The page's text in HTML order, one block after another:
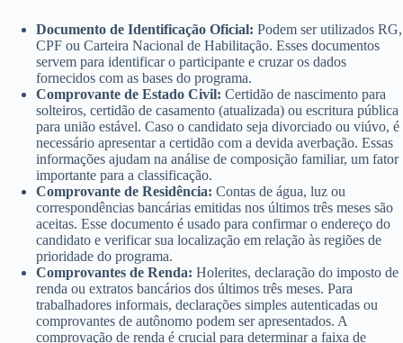
Documento de Identificação Oficial: Podem ser utilizados RG,
CPF ou Carteira Nacional de Habilitação. Esses documentos
servem para identificar o participante e cruzar os dados
fornecidos com as bases do programa.
Comprovante de Estado Civil: Certidão de nascimento para
solteiros, certidão de casamento (atualizada) ou escritura pública
para união estável. Caso o candidato seja divorciado ou viúvo, é
necessário apresentar a certidão com a devida averbação. Essas
informações ajudam na análise de composição familiar, um fator
importante para a classificação.
Comprovante de Residência: Contas de água, luz ou
correspondências bancárias emitidas nos últimos três meses são
aceitas. Esse documento é usado para confirmar o endereço do
candidato e verificar sua localização em relação às regiões de
prioridade do programa.
Comprovantes de Renda: Holerites, declaração do imposto de
renda ou extratos bancários dos últimos três meses. Para
trabalhadores informais, declarações simples autenticadas ou
comprovantes de autônomo podem ser apresentados. A
comprovação de renda é crucial para determinar a faixa de